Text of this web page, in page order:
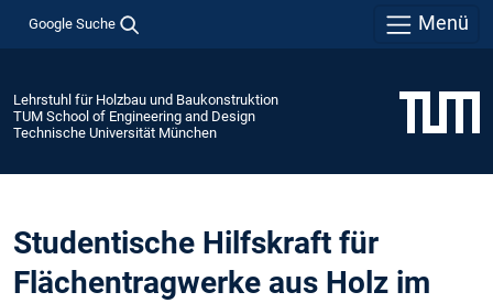
Google Suche Menü
Lehrstuhl für Holzbau und Baukonstruktion
TUM School of Engineering and Design
Technische Universität München
Studentische Hilfskraft für
Flächentragwerke aus Holz im